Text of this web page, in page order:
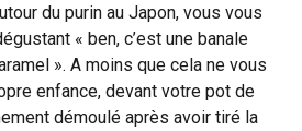
du purin au Japon, vous vous
« ben, c’est une banale
». A moins que cela ne vous
enfance, devant votre pot de
démoulé après avoir tiré la